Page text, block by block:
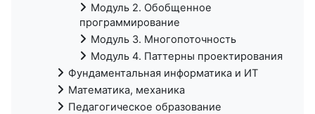
Модуль 2. Обобщенное
программирование
Модуль 3. Многопоточность
Модуль 4. Паттерны проектирования
Фундаментальная информатика и ИТ
Математика, механика
Педагогическое образование